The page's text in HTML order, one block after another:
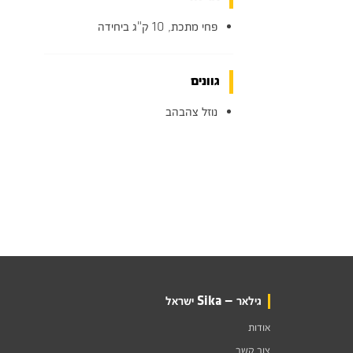
פחי מתכת, 10 ק"ג ביחידה
גוונים
נוזל צהבהב
גילאר — Sika ישראל
אודות
צור קשר